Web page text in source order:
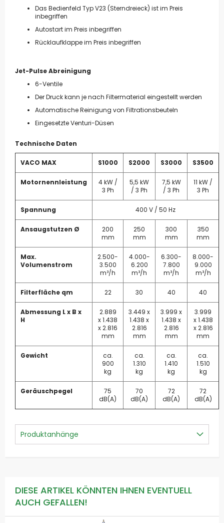
Das Bedienfeld Typ V23 (Sterndreieck) ist im Preis
inbegriffen
Autostart im Preis inbegriffen
Rücklaufklappe im Preis inbegriffen
Jet-Pulse Abreinigung
6-Ventile
Der Druck kann je nach Filtermaterial eingestellt werden
Automatische Reinigung von Filtrationsbeuteln
Eingesetzte Venturi-Düsen
Technische Daten
VACO MAX S1000 S2000 S3000 S3500
Motornennleistung
4 kW /
3 Ph
5,5 kW
/ 3 Ph
7,5 kW
/ 3 Ph
11 kW /
3 Ph
Spannung 400 V / 50 Hz
Ansaugstutzen Ø
200
mm
250
mm
300
mm
350
mm
Max.
Volumenstrom
2.500-
3.500
m³/h
4.000-
6.200
m³/h
6.300-
7.800
m³/h
8.000-
9.000
m³/h
Filterfläche qm 22 30 40 40
Abmessung L x B x
H
2.889
x 1.438
x 2.816
mm
3.449 x
1.438 x
2.816
mm
3.999 x
1.438 x
2.816
mm
3.999
x 1.438
x 2.816
mm
Gewicht
ca.
900
kg
ca.
1.310
kg
ca.
1.410
kg
ca.
1.510
kg
Geräuschpegel
75
dB(A)
70
dB(A)
72
dB(A)
72
dB(A)
Produktanhänge
DIESE ARTIKEL KÖNNTEN IHNEN EVENTUELL
AUCH GEFALLEN!